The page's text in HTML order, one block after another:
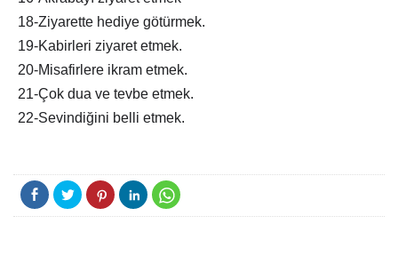
18-Ziyarette hediye götürmek.
19-Kabirleri ziyaret etmek.
20-Misafirlere ikram etmek.
21-Çok dua ve tevbe etmek.
22-Sevindiğini belli etmek.